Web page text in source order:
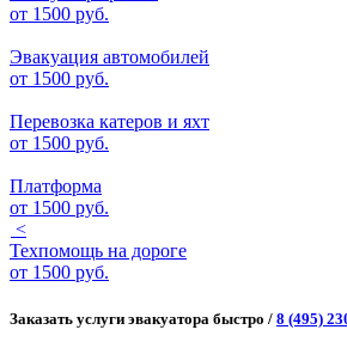
от 1500 руб.
Эвакуация автомобилей
от 1500 руб.
Перевозка катеров и яхт
от 1500 руб.
Платформа
от 1500 руб.
<
Техпомощь на дороге
от 1500 руб.
Заказать услуги эвакуатора быстро / 8 (495)